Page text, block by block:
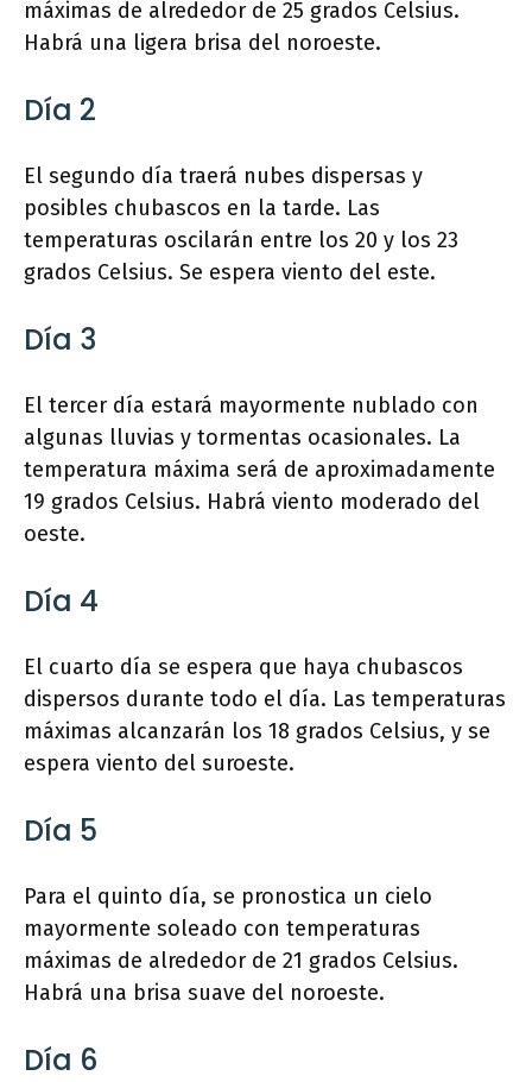
máximas de alrededor de 25 grados Celsius.
Habrá una ligera brisa del noroeste.
Día 2
El segundo día traerá nubes dispersas y
posibles chubascos en la tarde. Las
temperaturas oscilarán entre los 20 y los 23
grados Celsius. Se espera viento del este.
Día 3
El tercer día estará mayormente nublado con
algunas lluvias y tormentas ocasionales. La
temperatura máxima será de aproximadamente
19 grados Celsius. Habrá viento moderado del
oeste.
Día 4
El cuarto día se espera que haya chubascos
dispersos durante todo el día. Las temperaturas
máximas alcanzarán los 18 grados Celsius, y se
espera viento del suroeste.
Día 5
Para el quinto día, se pronostica un cielo
mayormente soleado con temperaturas
máximas de alrededor de 21 grados Celsius.
Habrá una brisa suave del noroeste.
Día 6